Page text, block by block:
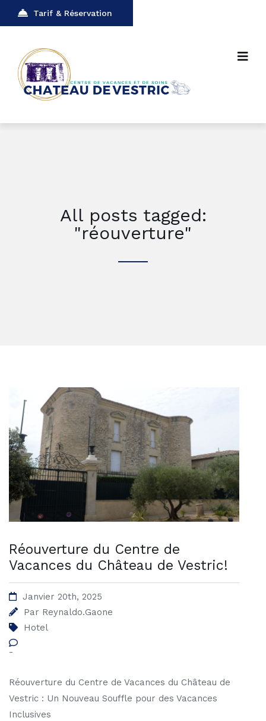
Tarif & Réservation
All posts tagged:
"réouverture"
Réouverture du Centre de
Vacances du Château de Vestric!
Janvier 20th, 2025
Par Reynaldo.gaone
Hotel
-
Réouverture du Centre de Vacances du Château de
Vestric : Un Nouveau Souffle pour des Vacances
Inclusives